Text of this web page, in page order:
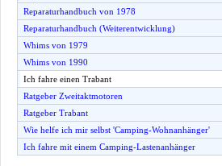
Reparaturhandbuch von 1978
Reparaturhandbuch (Weiterentwicklung)
Whims von 1979
Whims von 1990
Ich fahre einen Trabant
Ratgeber Zweitaktmotoren
Ratgeber Trabant
Wie helfe ich mir selbst 'Camping-Wohnanhänger'
Ich fahre mit einem Camping-Lastenanhänger